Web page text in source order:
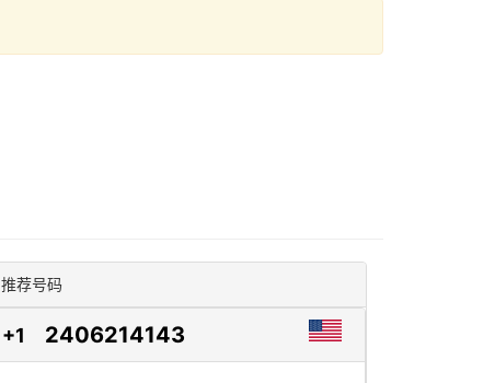
推荐号码
+1 2406214143